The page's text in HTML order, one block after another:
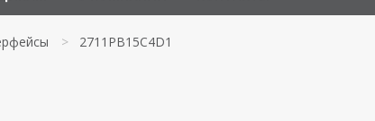
> 2711PB15C4D1